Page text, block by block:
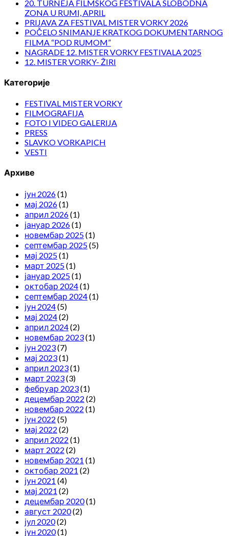
20. TURNEJA FILMSKOG FESTIVALA SLOBODNA
ZONA U RUMI, APRIL
PRIJAVA ZA FESTIVAL MISTER VORKY 2026
POČELO SNIMANJE KRATKOG DOKUMENTARNOG
FILMA “POD RUMOM”
NAGRADE 12. MISTER VORKY FESTIVALA 2025
12. MISTER VORKY- ŽIRI
Категорије
FESTIVAL MISTER VORKY
FILMOGRAFIJA
FOTO I VIDEO GALERIJA
PRESS
SLAVKO VORKAPICH
VESTI
Архиве
јун 2026(1)
мај 2026(1)
април 2026(1)
јануар 2026(1)
новембар 2025(1)
септембар 2025(5)
мај 2025(1)
март 2025(1)
јануар 2025(1)
октобар 2024(1)
септембар 2024(1)
јун 2024(5)
мај 2024(2)
април 2024(2)
новембар 2023(1)
јун 2023(7)
мај 2023(1)
април 2023(1)
март 2023(3)
фебруар 2023(1)
децембар 2022 (2)
новембар 2022 (1)
јун 2022 (5)
мај 2022 (2)
април 2022 (1)
март 2022 (2)
новембар 2021 (1)
октобар 2021 (2)
јун 2021 (4)
мај 2021 (2)
децембар 2020(1)
август 2020(2)
јул 2020(2)
јун 2020(1)